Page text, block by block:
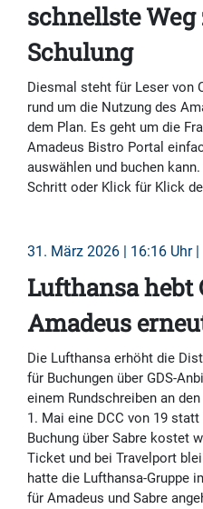
schnellste
Schulung
Diesmal steht für Leser von
rund um die Nutzung des
dem Plan. Es geht um die
Amadeus Bistro Portal
auswählen und buchen
Schritt oder Klick für Klick
31. März 2026 | 16:16 Uhr
Lufthansa hebt
Amadeus
Die Lufthansa erhöht die
für Buchungen über GDS-
einem Rundschreiben an
1. Mai eine DCC von 19
Buchung über Sabre kostet
Ticket und bei Travelport
hatte die Lufthansa-Gruppe
für Amadeus und Sabre